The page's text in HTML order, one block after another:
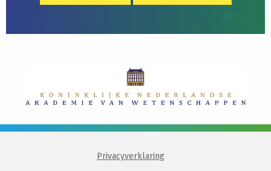
Privacyverklaring